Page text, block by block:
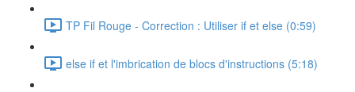
TP Fil Rouge - Correction : Utiliser if et else (0:59)
else if et l'imbrication de blocs d'instructions (5:18)